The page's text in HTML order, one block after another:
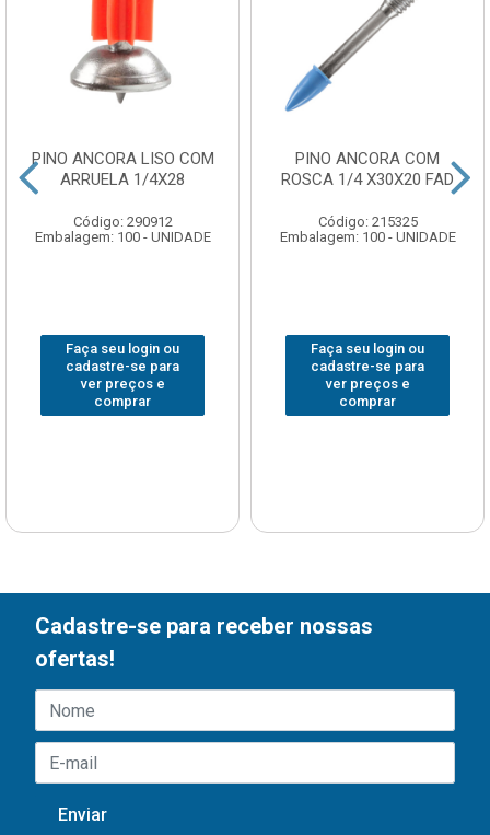
PINO ANCORA LISO COM
ARRUELA 1/4X28
Código: 290912
Embalagem: 100 - UNIDADE
Faça seu login ou
cadastre-se para
ver preços e
comprar
PINO ANCORA COM
ROSCA 1/4 X30X20 FAD
Código: 215325
Embalagem: 100 - UNIDADE
Faça seu login ou
cadastre-se para
ver preços e
comprar
Cadastre-se para receber nossas
ofertas!